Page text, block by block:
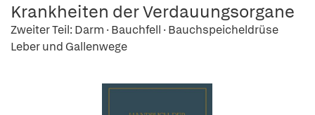
Krankheiten der Verdauungsorgane
Zweiter Teil: Darm · Bauchfell · Bauchspeicheldrüse
Leber und Gallenwege